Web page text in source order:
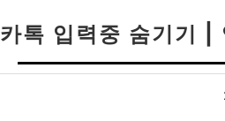
카톡 입력중 숨기기 |